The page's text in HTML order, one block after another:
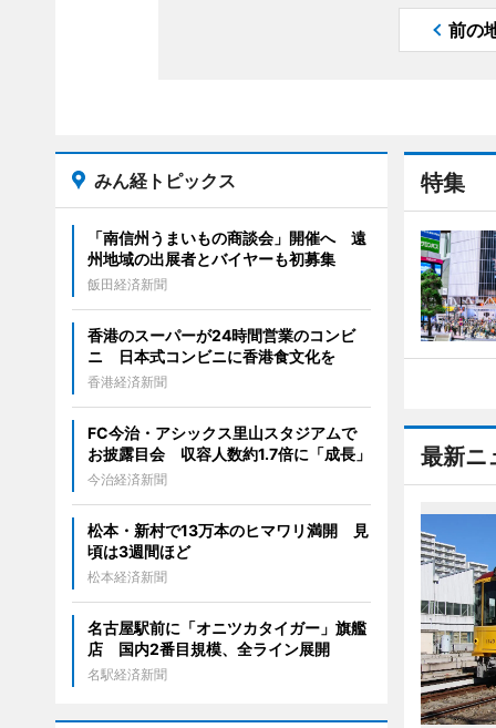
前の
特集
最新ニ
みん経トピックス
「南信州うまいもの商談会」開催へ 遠
州地域の出展者とバイヤーも初募集
飯田経済新聞
香港のスーパーが24時間営業のコンビ
ニ 日本式コンビニに香港食文化を
香港経済新聞
FC今治・アシックス里山スタジアムで
お披露目会 収容人数約1.7倍に「成長」
今治経済新聞
松本・新村で13万本のヒマワリ満開 見
頃は3週間ほど
松本経済新聞
名古屋駅前に「オニツカタイガー」旗艦
店 国内2番目規模、全ライン展開
名駅経済新聞